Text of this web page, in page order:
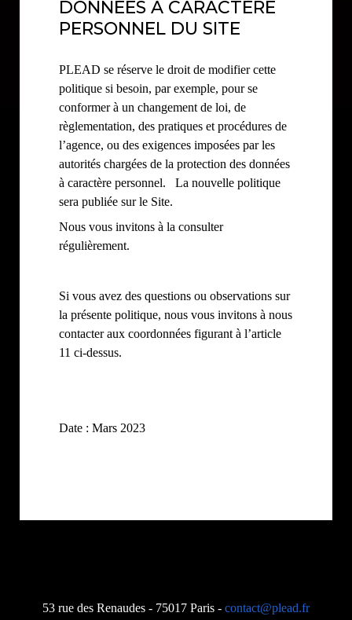
DONNÉES À CARACTÈRE
PERSONNEL DU SITE
PLEAD se réserve le droit de modifier cette
politique si besoin, par exemple, pour se
conformer à un changement de loi, de
règlementation, des pratiques et procédures de
l’agence, ou des exigences imposées par les
autorités chargées de la protection des données
à caractère personnel. La nouvelle politique
sera publiée sur le Site.
Nous vous invitons à la consulter
régulièrement.
Si vous avez des questions ou observations sur
la présente politique, nous vous invitons à nous
contacter aux coordonnées figurant à l’article
11 ci-dessus.
Date : Mars 2023
53 rue des Renaudes - 75017 Paris - contact@plead.fr